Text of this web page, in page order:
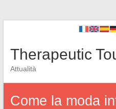
Therapeutic
Attualità
Come la moda